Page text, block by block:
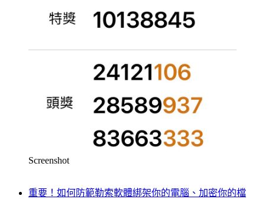
Screenshot
重要！如何防範勒索軟體綁架你的電腦、加密你的檔